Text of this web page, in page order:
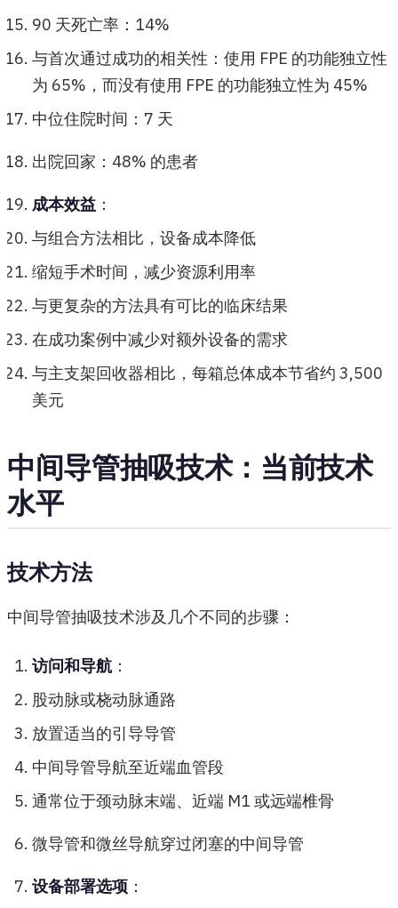
90 天死亡率：14%
与首次通过成功的相关性：使用 FPE 的功能独立性
为 65%，而没有使用 FPE 的功能独立性为 45%
中位住院时间：7 天
出院回家：48% 的患者
成本效益 ：
与组合方法相比，设备成本降低
缩短手术时间，减少资源利用率
与更复杂的方法具有可比的临床结果
在成功案例中减少对额外设备的需求
与主支架回收器相比，每箱总体成本节省约 3,500
美元
中间导管抽吸技术：当前技术
水平
技术方法
中间导管抽吸技术涉及几个不同的步骤：
访问和导航：
股动脉或桡动脉通路
放置适当的引导导管
中间导管导航至近端血管段
通常位于颈动脉末端、近端 M1 或远端椎骨
微导管和微丝导航穿过闭塞的中间导管
设备部署选项 ：